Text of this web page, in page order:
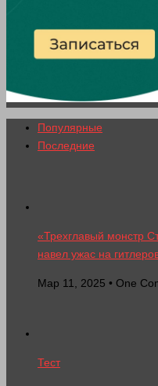
Популярные
Последние
«Трехглавый монстр
навел ужас на
Мар 11, 2025 • One
Тест